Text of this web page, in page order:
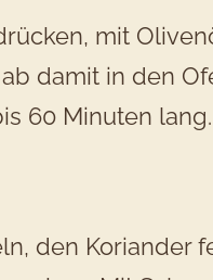
mit
damit in den
60 Minuten lang.
den Koriander